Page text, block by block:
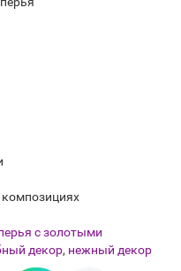
композициях
с золотыми
декор, нежный декор